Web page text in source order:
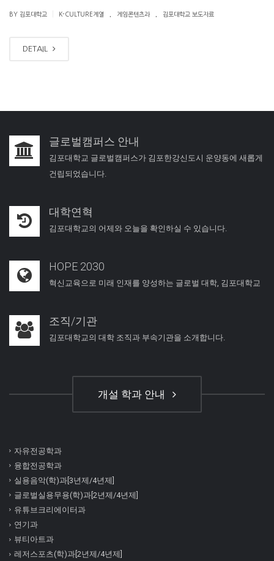
BY 김포대학교 K-CULTURE계열 게임콘텐츠과 김포대학교 보도자료
DETAIL
글로벌캠퍼스 안내
김포대학교 글로벌캠퍼스가 김포한강신도시 운양동에 새롭게
건립되었습니다.
대학연혁
김포대학교의 어제와 오늘을 확인하실 수 있습니다.
HOPE 2030
혁신교육으로 미래 인재를 양성하는 글로벌 대학, 김포대학교
조직/기관
김포대학교의 대학 조직과 부속기관을 소개합니다.
개설 학과 안내
자유전공학과
융합전공학과
실용음악(학)과[3년제/4년제]
글로벌실용무용(학)과[2년제/4년제]
유튜브크리에이터과
연기과
뷰티아트과
레저스포츠(학)과[2년제/4년제]